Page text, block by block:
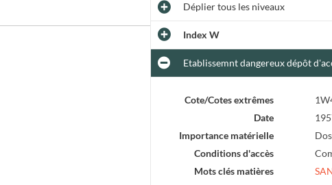
Dépliertous les niveaux
Index W
Etablissemnt dangereux dépôt
Cote/Cotes extrêmes
Date
Importance matérielle
Conditions d'accès
Mots clés matières